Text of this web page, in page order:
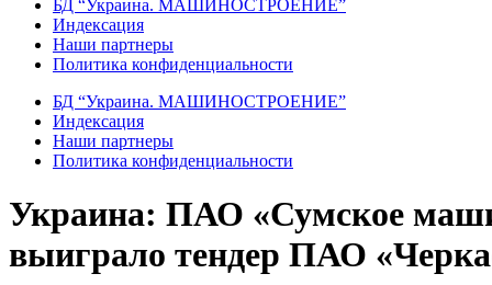
БД “Украина. МАШИНОСТРОЕНИЕ”
Индекcация
Наши партнеры
Политика конфиденциальности
БД “Украина. МАШИНОСТРОЕНИЕ”
Индекcация
Наши партнеры
Политика конфиденциальности
Украина: ПАО «Сумское
выиграло тендер ПАО